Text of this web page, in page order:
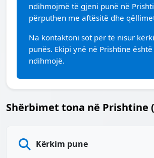
ndihmojmë të gjeni punë në
përputhen me aftësitë dhe
Na kontaktoni sot për të nisur
punës. Ekipi ynë në Prishtine është
ndihmojë.
Shërbimet tona në Prishtine
Kërkim pune